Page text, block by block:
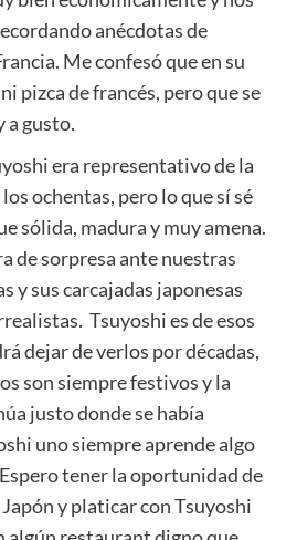
anécdotas de
Me confesó que en su
pizca de francés, pero que se
a gusto.
era representativo de la
ochentas, pero lo que sí sé
sólida, madura y muy amena.
de sorpresa ante nuestras
y sus carcajadas japonesas
Tsuyoshi es de esos
dejar de verlos por décadas,
son siempre festivos y la
justo donde se había
uno siempre aprende algo
tener la oportunidad de
y platicar con Tsuyoshi